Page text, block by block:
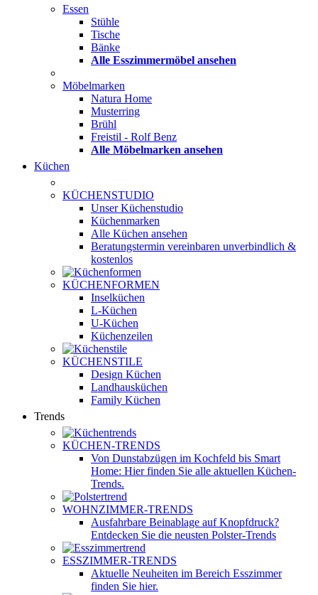
Essen
Stühle
Tische
Bänke
Alle Esszimmermöbel ansehen
Möbelmarken
Natura Home
Musterring
Brühl
Freistil - Rolf Benz
Alle Möbelmarken ansehen
Küchen
KÜCHENSTUDIO
Unser Küchenstudio
Küchenmarken
Alle Küchen ansehen
Beratungstermin vereinbaren unverbindlich &
kostenlos
KÜCHENFORMEN
Inselküchen
L-Küchen
U-Küchen
Küchenzeilen
KÜCHENSTILE
Design Küchen
Landhausküchen
Family Küchen
Trends
KÜCHEN-TRENDS
Von Dunstabzügen im Kochfeld bis Smart
Home: Hier finden Sie alle aktuellen Küchen-
Trends.
WOHNZIMMER-TRENDS
Ausfahrbare Beinablage auf Knopfdruck?
Entdecken Sie die neusten Polster-Trends
ESSZIMMER-TRENDS
Aktuelle Neuheiten im Bereich Esszimmer
finden Sie hier.